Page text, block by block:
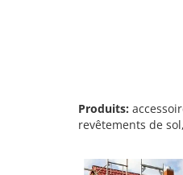
Produits:
revêtements de